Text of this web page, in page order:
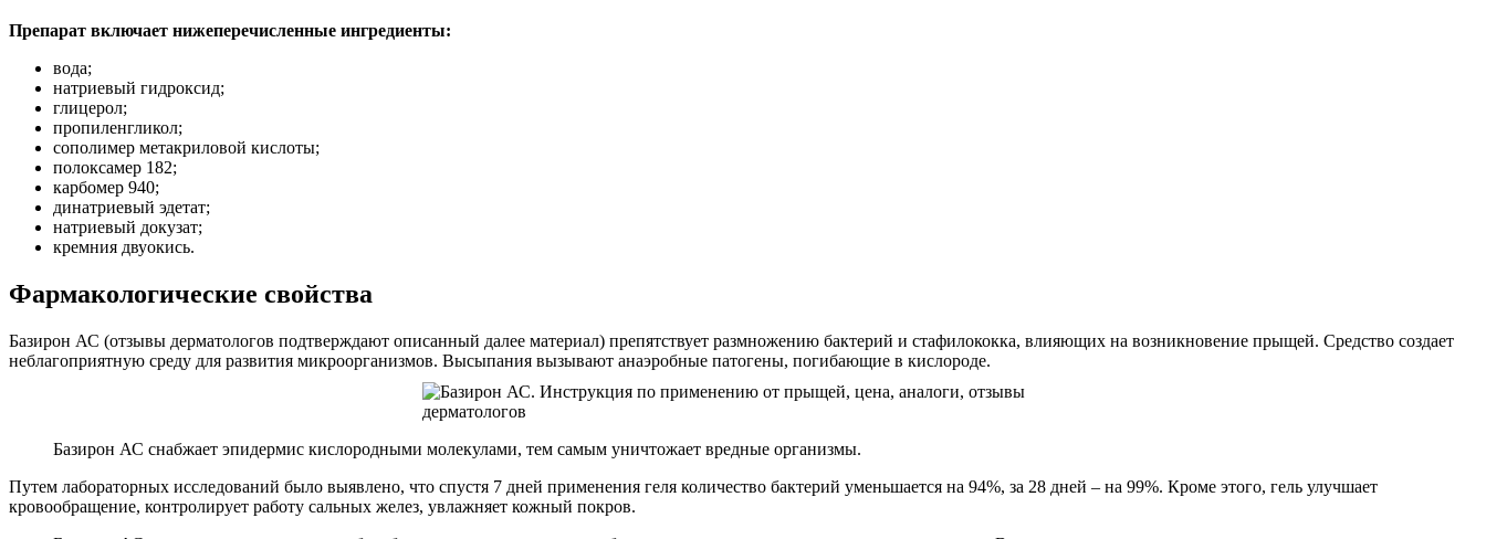
Препарат включает нижеперечисленные ингредиенты:
вода;
натриевый гидроксид;
глицерол;
пропиленгликол;
сополимер метакриловой кислоты;
полоксамер 182;
карбомер 940;
динатриевый эдетат;
натриевый докузат;
кремния двуокись.
Фармакологические свойства
Базирон АС (отзывы дерматологов подтверждают описанный далее материал) препятствует размножению бактерий и стафилококка, влияющих на возникновение прыщей. Средство создает
неблагоприятную среду для развития микроорганизмов. Высыпания вызывают анаэробные патогены, погибающие в кислороде.
Базирон АС снабжает эпидермис кислородными молекулами, тем самым уничтожает вредные организмы.
Путем лабораторных исследований было выявлено, что спустя 7 дней применения геля количество бактерий уменьшается на 94%, за 28 дней – на 99%. Кроме этого, гель улучшает
кровообращение, контролирует работу сальных желез, увлажняет кожный покров.